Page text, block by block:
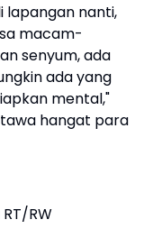
lapangan nanti,
macam-
senyum, ada
ada yang
mental,"
hangat para
RW